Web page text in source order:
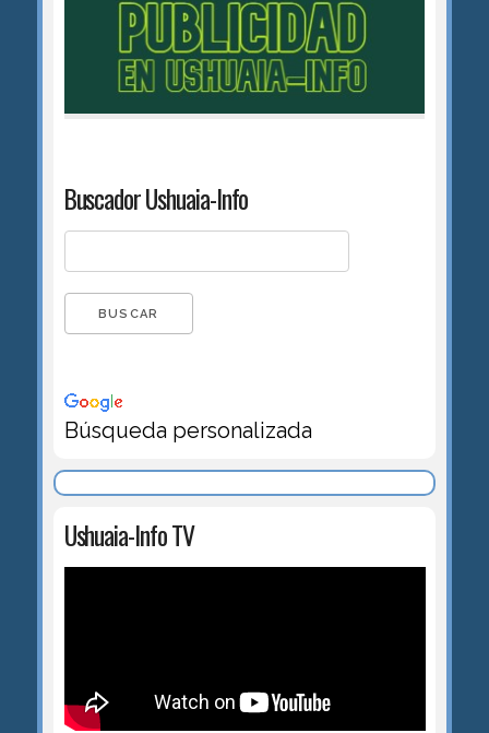
Buscador Ushuaia-Info
Búsqueda personalizada
Ushuaia-Info TV